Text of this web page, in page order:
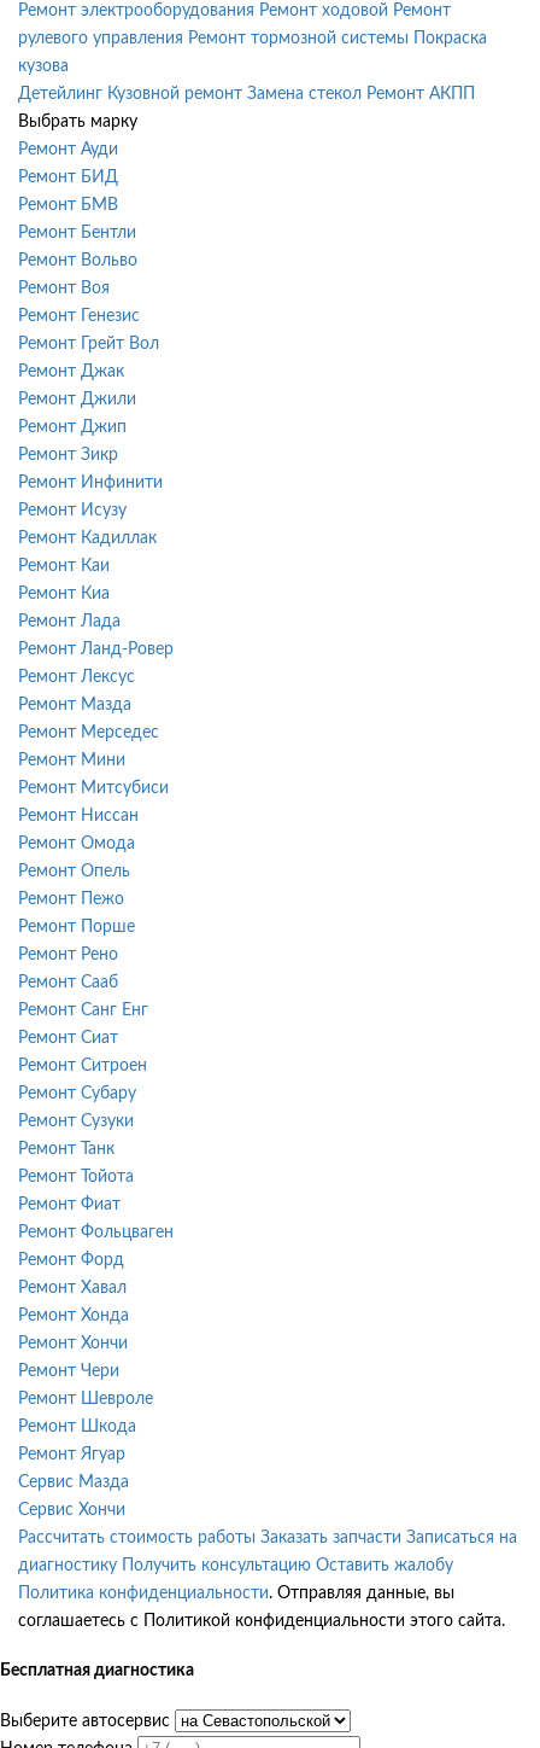
Ремонт электрооборудования Ремонт ходовой Ремонт
рулевого управления Ремонт тормозной системы
Покраска
кузова
Детейлинг Кузовной ремонт Замена стекол Ремонт АКПП
Выбрать марку
Ремонт Ауди
Ремонт БИД
Ремонт БМВ
Ремонт Бентли
Ремонт Вольво
Ремонт Воя
Ремонт Генезис
Ремонт Грейт Вол
Ремонт Джак
Ремонт Джили
Ремонт Джип
Ремонт Зикр
Ремонт Инфинити
Ремонт Исузу
Ремонт Кадиллак
Ремонт Каи
Ремонт Киа
Ремонт Лада
Ремонт Ланд-Ровер
Ремонт Лексус
Ремонт Мазда
Ремонт Мерседес
Ремонт Мини
Ремонт Митсубиси
Ремонт Ниссан
Ремонт Омода
Ремонт Опель
Ремонт Пежо
Ремонт Порше
Ремонт Рено
Ремонт Сааб
Ремонт Санг Енг
Ремонт Сиат
Ремонт Ситроен
Ремонт Субару
Ремонт Сузуки
Ремонт Танк
Ремонт Тойота
Ремонт Фиат
Ремонт Фольцваген
Ремонт Форд
Ремонт Хавал
Ремонт Хонда
Ремонт Хончи
Ремонт Чери
Ремонт Шевроле
Ремонт Шкода
Ремонт Ягуар
Сервис Мазда
Сервис Хончи
Рассчитать стоимость работы Заказать запчасти Записаться на
диагностику
Получить консультацию Оставить жалобу
Политика конфиденциальности. Отправляя данные, вы
соглашаетесь с Политикой конфиденциальности этого сайта.
Бесплатная диагностика
Выберите автосервис